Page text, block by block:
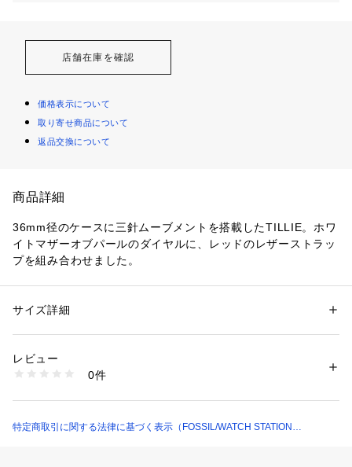
店舗在庫を確認
価格表示について
取り寄せ商品について
返品交換について
商品詳細
36mm径のケースに三針ムーブメントを搭載したTILLIE。ホワ
イトマザーオブパールのダイヤルに、レッドのレザーストラッ
プを組み合わせました。
ケース径36mm、バンド幅14mm、ミネラルクリスタル、クォ
コレクション名：TILLIE
カテゴリー：時計（ウォッチ）
Fossilは1984年に始まった、アメリカのウォッチとライフスタ
性別：レディース
素材：ステンレススチール / レザー
商品番号：
BQ3922 （ショップ）
サイズ詳細
レビュー
0件
特定商取引に関する法律に基づく表示（FOSSIL/WATCH STATION